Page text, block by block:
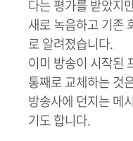
다는 평가를 받았지
새로 녹음하고 기존
로 알려졌습니다.
이미 방송이 시작된
통째로 교체하는 것
방송사에 던지는 메
기도 합니다.